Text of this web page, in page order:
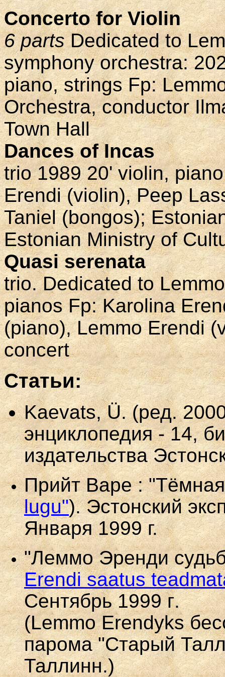
Concerto for Violin
6 partsDedicated to
symphony orchestra:
piano, strings Fp:
Orchestra, conductor
Town Hall
Dances of Incas
trio 1989 20' violin,
Erendi (violin), Peep
Taniel (bongos);
Estonian Ministry of
Quasi serenata
trio. Dedicated to
pianos Fp: Karolina
(piano), Lemmo Erendi
concert
Статьи:
Kaevats, Ü.(ред.
энциклопедия - 14,
издательства
Прийт Варе: "Тёмная
lugu").Эстонский
Января1999г.
"Леммо Эренди
Erendi saatus
Сентябрь1999г.
(Lemmo Erendyks
парома "Старый
Таллинн.)